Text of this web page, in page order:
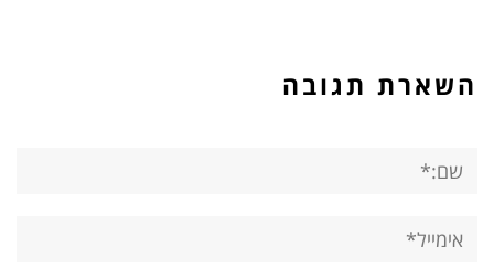
השארת תגובה
אימייל*